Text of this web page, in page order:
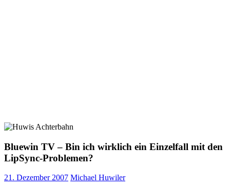
Bluewin TV – Bin ich wirklich ein Einzelfall mit den
LipSync-Problemen?
21. Dezember 2007 Michael Huwiler